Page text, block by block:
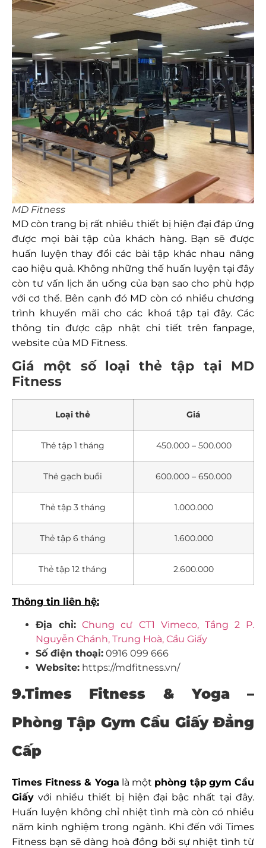
MD Fitness
MD còn trang bị rất nhiều thiết bị hiện đại đáp ứng
được mọi bài tập của khách hàng. Bạn sẽ được
huấn luyện thay đổi các bài tập khác nhau nâng
cao hiệu quả. Không những thế huấn luyện tại đây
còn tư vấn lịch ăn uống của bạn sao cho phù hợp
với cơ thể. Bên cạnh đó MD còn có nhiều chương
trình khuyến mãi cho các khoá tập tại đây. Các
thông tin được cập nhật chi tiết trên fanpage,
website của MD Fitness.
Giá một số loại thẻ tập tại MD
Fitness
Loại thẻ Giá
Thẻ tập 1 tháng 450.000 – 500.000
Thẻ gạch buổi 600.000 – 650.000
Thẻ tập 3 tháng 1.000.000
Thẻ tập 6 tháng 1.600.000
Thẻ tập 12 tháng 2.600.000
Thông tin liên hệ:
Địa chỉ: Chung cư CT1 Vimeco, Tầng 2 P.
Nguyễn Chánh, Trung Hoà, Cầu Giấy
Số điện thoại: 0916 099 666
Website: https://mdfitness.vn/
9.Times Fitness & Yoga –
Phòng Tập Gym Cầu Giấy Đẳng
Cấp
Times Fitness & Yoga là một phòng tập gym Cầu
Giấy với nhiều thiết bị hiện đại bậc nhất tại đây.
Huấn luyện không chỉ nhiệt tình mà còn có nhiều
năm kinh nghiệm trong ngành. Khi đến với Times
Fitness bạn sẽ dàng hoà đồng bởi sự nhiệt tình từ